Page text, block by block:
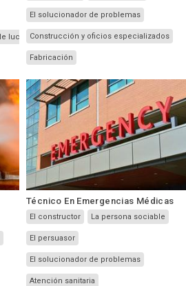
Gobierno, organizaciones sin ánimo de lucro y servicios públicos
El solucionador de problemas
Construcción y oficios especializados
Fabricación
Técnico En Emergencias Médicas
El constructor La persona sociable
El persuasor
El solucionador de problemas
Atención sanitaria